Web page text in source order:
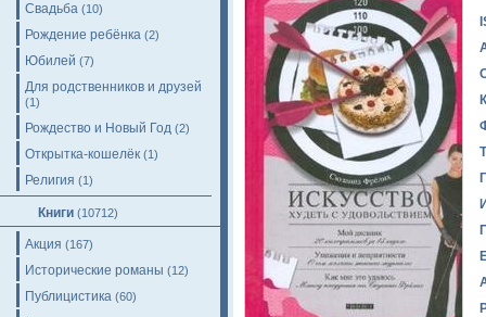
Свадьба (10)
Рождение ребёнка (2)
Юбилей (7)
Для родственников и друзей
(1)
Рождество и Новый Год (2)
Открытка-кошелёк (1)
Религия (1)
Книги (10712)
Акция (167)
Исторические романы (12)
Публицистика (60)